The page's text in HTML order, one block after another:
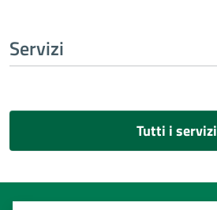
Servizi
Tutti i servizi